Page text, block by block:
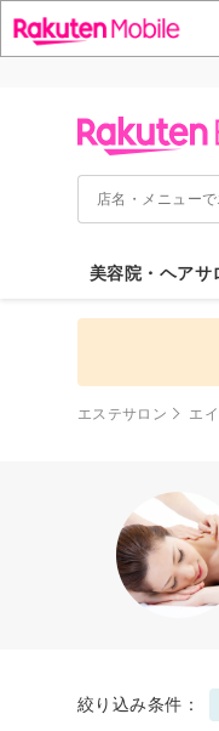
美容院・ヘアサ
エステサロン エ
絞り込み条件：